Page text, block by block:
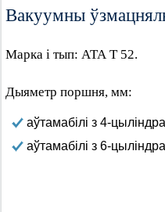
Вакуумны
Марка і тып: АТА Т 52.
Дыяметр поршня, мм:
аўтамабілі з 4-
аўтамабілі з 6-